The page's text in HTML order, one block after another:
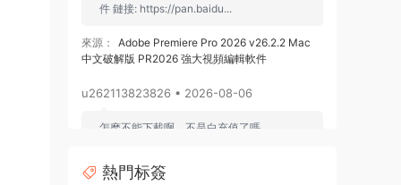
件 鏈接: https://pan.baidu...
來源：
Adobe Premiere Pro 2026 v26.2.2 Mac
中文破解版 PR2026 強大視頻編輯軟件
u262113823826 • 2026-08-06
怎麽不能下載啊，不是白充值了嗎
來源：
Adobe Premiere Pro 2026 v26.2.2 Mac
中文破解版 PR2026 強大視頻編輯軟件
熱門标簽